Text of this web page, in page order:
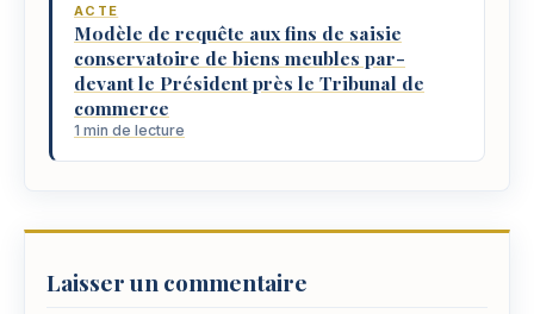
ACTE
Modèle de requête aux fins de saisie
conservatoire de biens meubles par-
devant le Président près le Tribunal de
commerce
1 min de lecture
Laisser un commentaire